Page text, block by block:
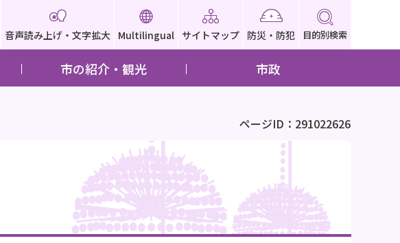
音声読み上げ・文字拡大 Multilingual サイトマップ 防災・防犯 目的別検索
市の紹介・観光 市政
ページID：291022626